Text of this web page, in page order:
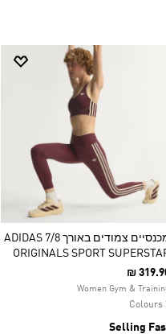
מכנסיים צמודים באורך 7/8 ADIDAS
ORIGINALS SPORT
₪
Women Gym &
3
Selling